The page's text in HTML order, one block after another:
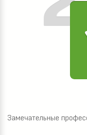
Замечательные